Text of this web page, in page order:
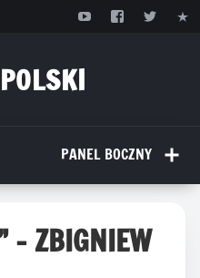
PANEL BOCZNY
– ZBIGNIEW